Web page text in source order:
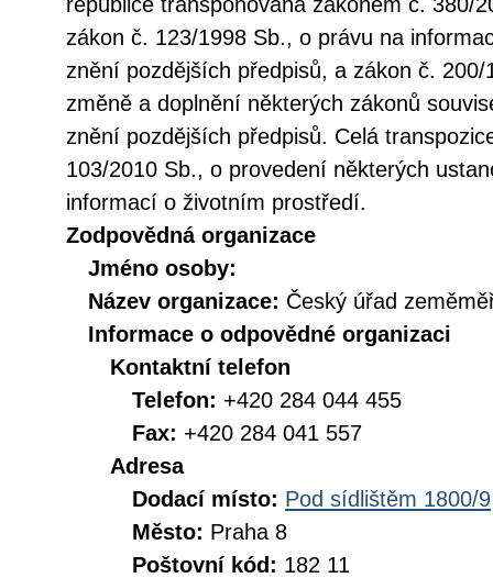
zákon č. 123/1998 Sb., o právu na
znění pozdějších předpisů, a zákon č.
změně a doplnění některých zákonů
znění pozdějších předpisů. Celá
103/2010 Sb., o provedení některých
informací o životním prostředí.
Zodpovědná organizace
Jméno osoby:
Název organizace: Český úřad
Informace o odpovědné organizaci
Kontaktní telefon
Telefon: +420 284 044 455
Fax: +420 284 041 557
Adresa
Dodací místo: Pod sídlištěm 1800/9
Město: Praha 8
Poštovní kód: 182 11